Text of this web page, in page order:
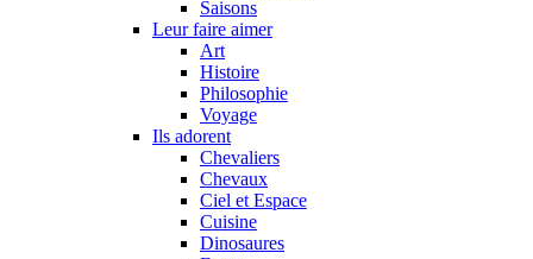
Saisons
Leur faire aimer
Art
Histoire
Philosophie
Voyage
Ils adorent
Chevaliers
Chevaux
Ciel et Espace
Cuisine
Dinosaures